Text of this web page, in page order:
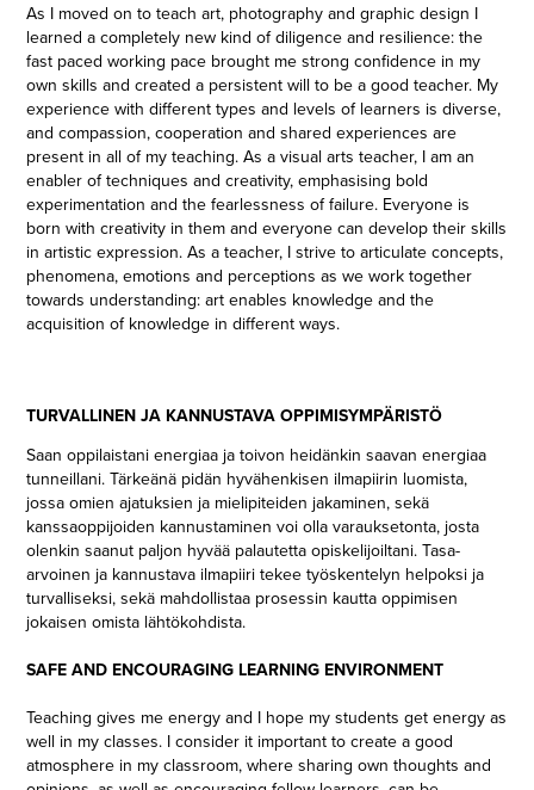
As I moved on to teach art, photography and graphic design I
learned a completely new kind of diligence and resilience: the
fast paced working pace brought me strong confidence in my
own skills and created a persistent will to be a good teacher. My
experience with different types and levels of learners is diverse,
and compassion, cooperation and shared experiences are
present in all of my teaching. As a visual arts teacher, I am an
enabler of techniques and creativity, emphasising bold
experimentation and the fearlessness of failure. Everyone is
born with creativity in them and everyone can develop their skills
in artistic expression. As a teacher, I strive to articulate concepts,
phenomena, emotions and perceptions as we work together
towards understanding: art enables knowledge and the
acquisition of knowledge in different ways.
TURVALLINEN JA KANNUSTAVA OPPIMISYMPÄRISTÖ
Saan oppilaistani energiaa ja toivon heidänkin saavan energiaa
tunneillani. Tärkeänä pidän hyvähenkisen ilmapiirin luomista,
jossa omien ajatuksien ja mielipiteiden jakaminen, sekä
kanssaoppijoiden kannustaminen voi olla varauksetonta, josta
olenkin saanut paljon hyvää palautetta opiskelijoiltani. Tasa-
arvoinen ja kannustava ilmapiiri tekee työskentelyn helpoksi ja
turvalliseksi, sekä mahdollistaa prosessin kautta oppimisen
jokaisen omista lähtökohdista.
SAFE AND ENCOURAGING LEARNING ENVIRONMENT
Teaching gives me energy and I hope my students get energy as
well in my classes. I consider it important to create a good
atmosphere in my classroom, where sharing own thoughts and